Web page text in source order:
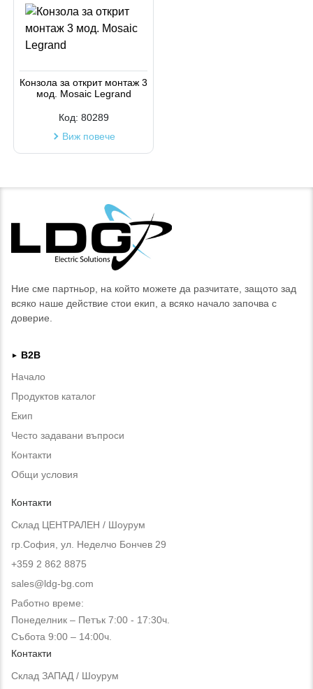
Конзола за открит монтаж 3
мод. Mosaic Legrand
Код: 80289
Виж повече
Ние сме партньор, на който можете да разчитате, защото зад
всяко наше действие стои екип, а всяко начало започва с
доверие.
►
B2B
Начало
Продуктов каталог
Екип
Често задавани въпроси
Контакти
Общи условия
Контакти
Склад ЦЕНТРАЛЕН / Шоурум
гр.София, ул. Неделчо Бончев 29
+359 2 862 8875
sales@ldg-bg.com
Работно време:
Понеделник – Петък 7:00 - 17:30ч.
Събота 9:00 – 14:00ч.
Контакти
Склад ЗАПАД / Шоурум